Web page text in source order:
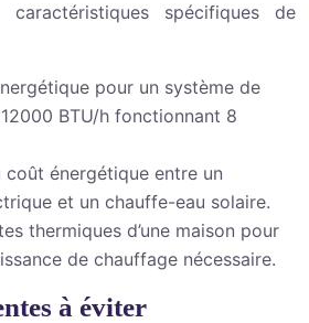
caractéristiques spécifiques de
pour un système de
BTU/h fonctionnant 8
coût énergétique entre un
et un chauffe-eau solaire.
thermiques d’une maison pour
de chauffage nécessaire.
à éviter